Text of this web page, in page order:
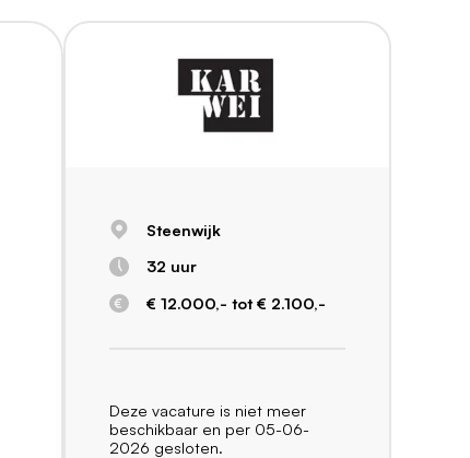
Steenwijk
32 uur
€ 12.000,- tot € 2.100,-
Deze vacature is niet meer
beschikbaar en per 05-06-
2026 gesloten.